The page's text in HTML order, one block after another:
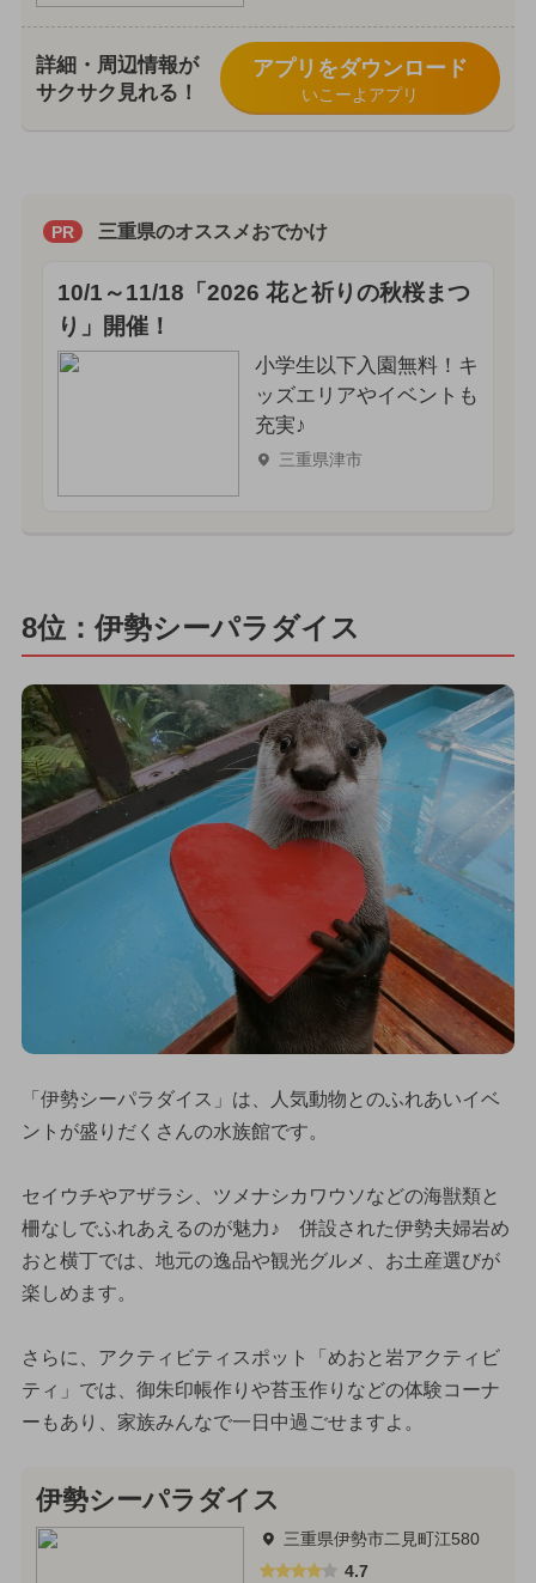
詳細・周辺情報が
サクサク見れる！
アプリをダウンロード
いこーよアプリ
PR 三重県のオススメおでかけ
10/1～11/18「2026 花と祈りの秋桜まつ
り」開催！
小学生以下入園無料！キ
ッズエリアやイベントも
充実♪
三重県津市
8位：伊勢シーパラダイス
「伊勢シーパラダイス」は、人気動物とのふれあいイベ
ントが盛りだくさんの水族館です。
セイウチやアザラシ、ツメナシカワウソなどの海獣類と
柵なしでふれあえるのが魅力♪ 併設された伊勢夫婦岩め
おと横丁では、地元の逸品や観光グルメ、お土産選びが
楽しめます。
さらに、アクティビティスポット「めおと岩アクティビ
ティ」では、御朱印帳作りや苔玉作りなどの体験コーナ
ーもあり、家族みんなで一日中過ごせますよ。
伊勢シーパラダイス
三重県伊勢市二見町江580
4.7